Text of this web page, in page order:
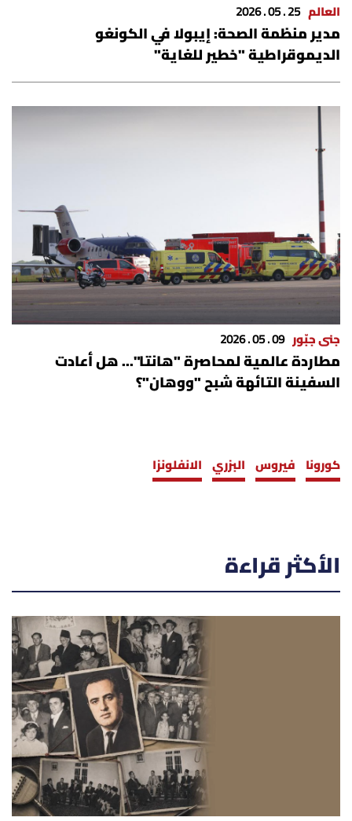
العالم 25 . 05 . 2026
مدير منظمة الصحة: إيبولا في الكونغو
الديموقراطية "خطير للغاية"
جنى جبّور 09 . 05 . 2026
مطاردة عالمية لمحاصرة "هانتا"... هل أعادت
السفينة التائهة شبح "ووهان"؟
كورونا فيروس البزري الانفلونزا
الأكثر قراءة